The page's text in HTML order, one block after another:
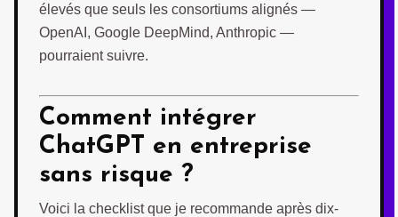
élevés que seuls les consortiums alignés —
OpenAI, Google DeepMind, Anthropic —
pourraient suivre.
Comment intégrer
ChatGPT en entreprise
sans risque ?
Voici la checklist que je recommande après dix-